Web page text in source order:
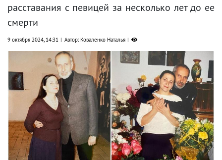
расставания с певицей за несколько лет до ее
смерти
9 октября 2024, 14:31 Автор: Коваленко Наталья